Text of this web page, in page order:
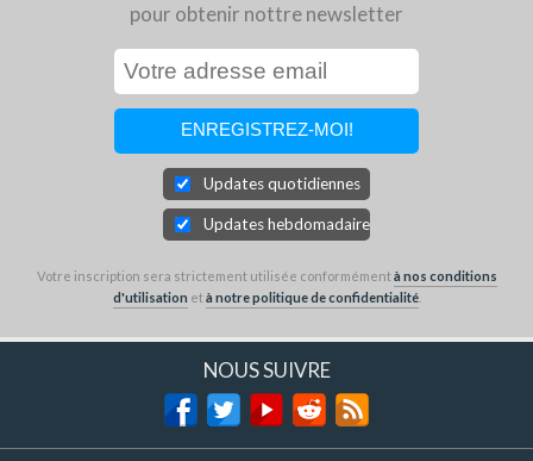
pour obtenir nottre newsletter
Updates quotidiennes
Updates hebdomadaires
Votre inscription sera strictement utilisée conformémentà nos conditions
d'utilisation età notre politique de confidentialité.
NOUS SUIVRE